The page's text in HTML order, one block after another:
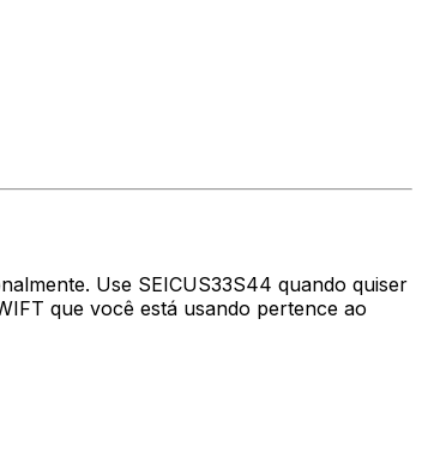
Use SEICUS33S44 quando quiser
que você está usando pertence ao